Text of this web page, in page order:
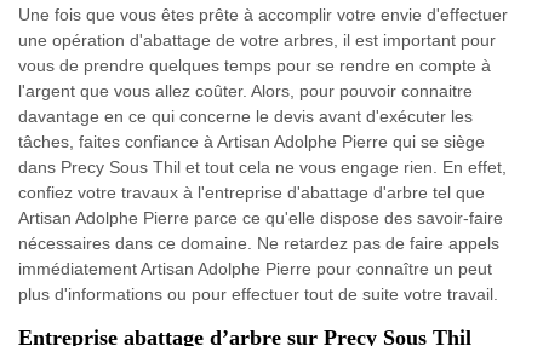
Une fois que vous êtes prête à accomplir votre envie d'effectuer
une opération d'abattage de votre arbres, il est important pour
vous de prendre quelques temps pour se rendre en compte à
l'argent que vous allez coûter. Alors, pour pouvoir connaitre
davantage en ce qui concerne le devis avant d'exécuter les
tâches, faites confiance à Artisan Adolphe Pierre qui se siège
dans Precy Sous Thil et tout cela ne vous engage rien. En effet,
confiez votre travaux à l'entreprise d'abattage d'arbre tel que
Artisan Adolphe Pierre parce ce qu'elle dispose des savoir-faire
nécessaires dans ce domaine. Ne retardez pas de faire appels
immédiatement Artisan Adolphe Pierre pour connaître un peut
plus d'informations ou pour effectuer tout de suite votre travail.
Entreprise abattage d’arbre sur Precy Sous Thil